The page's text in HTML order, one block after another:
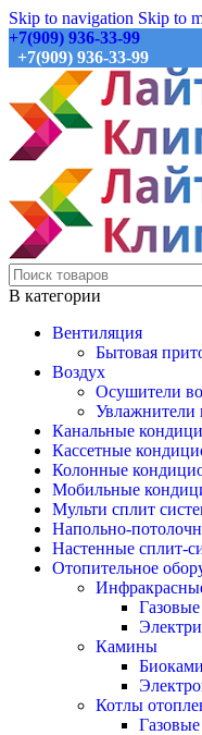
Skip to navigation Skip to
+7(909) 936-33-99
+7(909) 936-33-99
В категории
Вентиляция
Бытовая
Воздух
Осушители
Увлажнители
Канальные
Кассетные
Колонные
Мобильные
Мульти сплит
Напольно-
Настенные сплит-
Отопительное
Газовые
Камины
Котлы